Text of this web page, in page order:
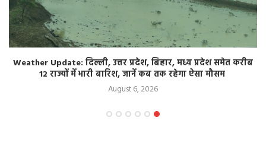
Weather Update: दिल्ली, उत्तर प्रदेश, बिहार, मध्य प्रदेश समेत करीब
12 राज्यों में भारी बारिश, जानें कब तक रहेगा ऐसा मौसम
August 6, 2026